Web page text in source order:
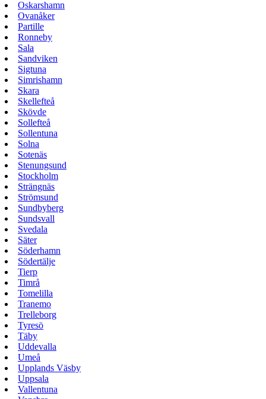
Oskarshamn
Ovanåker
Partille
Ronneby
Sala
Sandviken
Sigtuna
Simrishamn
Skara
Skellefteå
Skövde
Sollefteå
Sollentuna
Solna
Sotenäs
Stenungsund
Stockholm
Strängnäs
Strömsund
Sundbyberg
Sundsvall
Svedala
Säter
Söderhamn
Södertälje
Tierp
Timrå
Tomelilla
Tranemo
Trelleborg
Tyresö
Täby
Uddevalla
Umeå
Upplands Väsby
Uppsala
Vallentuna